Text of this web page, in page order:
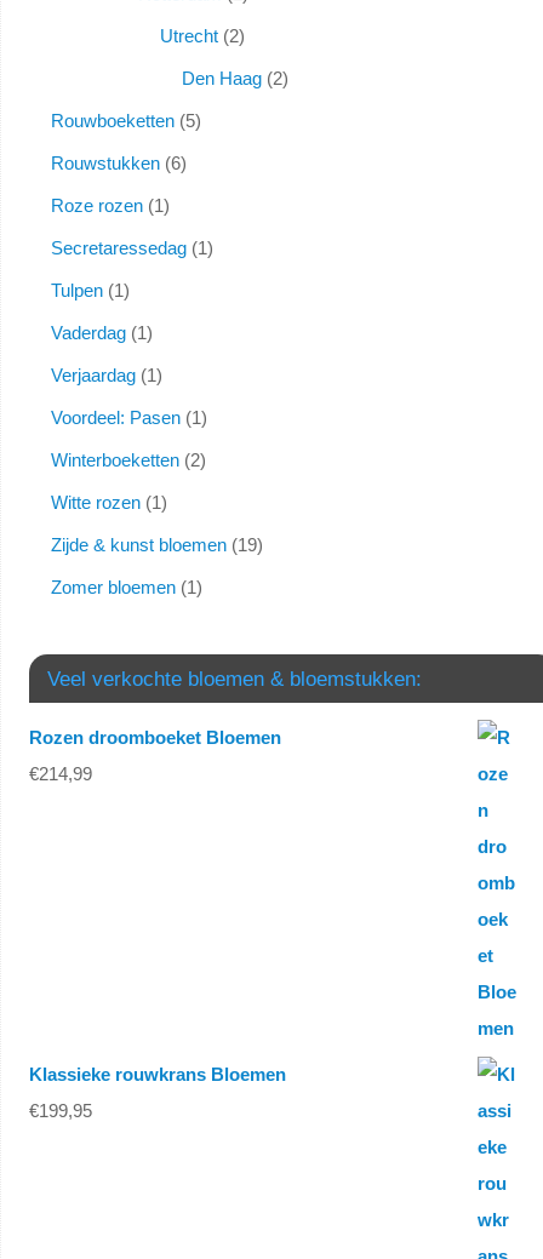
Utrecht 2
Den Haag 2
Rouwboeketten 5
Rouwstukken 6
Roze rozen 1
Secretaressedag 1
Tulpen 1
Vaderdag 1
Verjaardag 1
Voordeel: Pasen 1
Winterboeketten 2
Witte rozen 1
Zijde & kunst bloemen 19
Zomer bloemen 1
Veel verkochte bloemen & bloemstukken:
Rozen droomboeket Bloemen
€214,99
Klassieke rouwkrans Bloemen
€199,95